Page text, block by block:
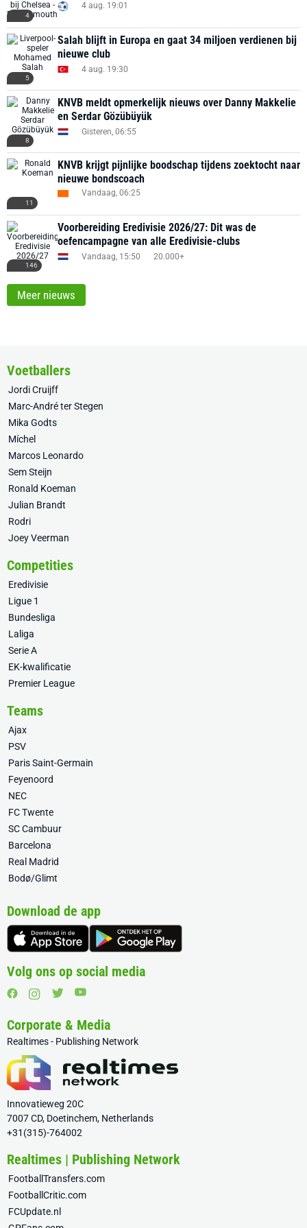
4
4 aug. 19:01
5
Salah blijft in Europa en gaat 34 miljoen verdienen bij
nieuwe club
4 aug. 19:30
8
KNVB meldt opmerkelijk nieuws over Danny Makkelie
en Serdar Gözübüyük
Gisteren, 06:55
11
KNVB krijgt pijnlijke boodschap tijdens zoektocht naar
nieuwe bondscoach
Vandaag, 06:25
146
Voorbereiding Eredivisie 2026/27: Dit was de
oefencampagne van alle Eredivisie-clubs
Vandaag, 15:50 20.000+
Meer nieuws
Voetballers
Jordi Cruijff
Marc-André ter Stegen
Mika Godts
Míchel
Marcos Leonardo
Sem Steijn
Ronald Koeman
Julian Brandt
Rodri
Joey Veerman
Competities
Eredivisie
Ligue 1
Bundesliga
Laliga
Serie A
EK-kwalificatie
Premier League
Teams
Ajax
PSV
Paris Saint-Germain
Feyenoord
NEC
FC Twente
SC Cambuur
Barcelona
Real Madrid
Bodø/Glimt
Download de app
Volg ons op social media
Corporate & Media
Realtimes - Publishing Network
Innovatieweg 20C
7007 CD, Doetinchem, Netherlands
+31(315)-764002
Realtimes | Publishing Network
FootballTransfers.com
FootballCritic.com
FCUpdate.nl